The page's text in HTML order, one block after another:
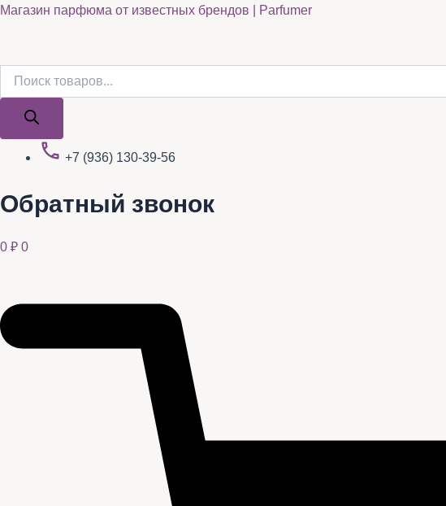
Перейти
Магазин парфюма от известных брендов | Parfumer
Поиск
+7 (936) 130-39-56
Обратный звонок
0 ₽ 0
Поиск